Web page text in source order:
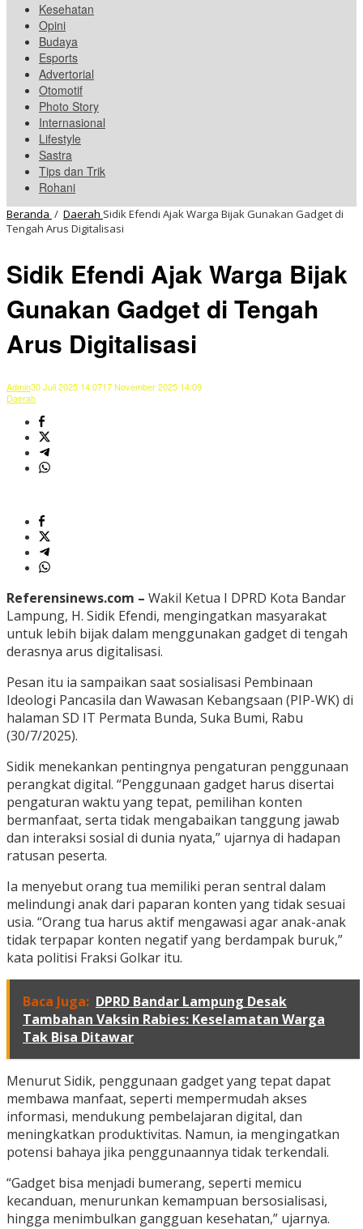
Kesehatan
Opini
Budaya
Esports
Advertorial
Otomotif
Photo Story
Internasional
Lifestyle
Sastra
Tips dan Trik
Rohani
Beranda / Daerah Sidik Efendi Ajak Warga Bijak Gunakan Gadget di
Tengah Arus Digitalisasi
Sidik Efendi Ajak Warga Bijak
Gunakan Gadget di Tengah
Arus Digitalisasi
Admin30 Juli 2025 14:0717 November 2025 14:09
Daerah
Referensinews.com – Wakil Ketua I DPRD Kota Bandar
Lampung, H. Sidik Efendi, mengingatkan masyarakat
untuk lebih bijak dalam menggunakan gadget di tengah
derasnya arus digitalisasi.
Pesan itu ia sampaikan saat sosialisasi Pembinaan
Ideologi Pancasila dan Wawasan Kebangsaan (PIP-WK) di
halaman SD IT Permata Bunda, Suka Bumi, Rabu
(30/7/2025).
Sidik menekankan pentingnya pengaturan penggunaan
perangkat digital. “Penggunaan gadget harus disertai
pengaturan waktu yang tepat, pemilihan konten
bermanfaat, serta tidak mengabaikan tanggung jawab
dan interaksi sosial di dunia nyata,” ujarnya di hadapan
ratusan peserta.
Ia menyebut orang tua memiliki peran sentral dalam
melindungi anak dari paparan konten yang tidak sesuai
usia. “Orang tua harus aktif mengawasi agar anak-anak
tidak terpapar konten negatif yang berdampak buruk,”
kata politisi Fraksi Golkar itu.
Baca Juga: DPRD Bandar Lampung Desak
Tambahan Vaksin Rabies: Keselamatan Warga
Tak Bisa Ditawar
Menurut Sidik, penggunaan gadget yang tepat dapat
membawa manfaat, seperti mempermudah akses
informasi, mendukung pembelajaran digital, dan
meningkatkan produktivitas. Namun, ia mengingatkan
potensi bahaya jika penggunaannya tidak terkendali.
“Gadget bisa menjadi bumerang, seperti memicu
kecanduan, menurunkan kemampuan bersosialisasi,
hingga menimbulkan gangguan kesehatan,” ujarnya.